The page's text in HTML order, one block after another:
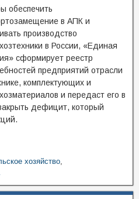
обеспечить
в АПК и
производство
в России, «Единая
сформирует реестр
предприятий отрасли
комплектующих и
и передаст его в
дефицит, который
хозяйство,